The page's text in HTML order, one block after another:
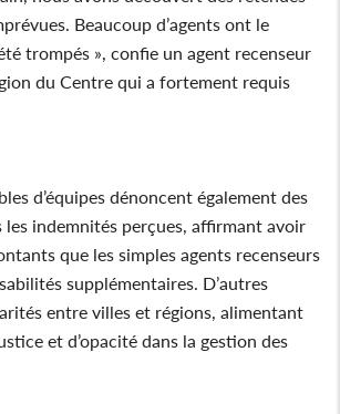
Beaucoup d’agents ont le
trompés », confie un agent recenseur
du Centre qui a fortement requis
d’équipes dénoncent également des
les indemnités perçues, affirmant avoir
que les simples agents recenseurs
supplémentaires. D’autres
entre villes et régions, alimentant
et d’opacité dans la gestion des